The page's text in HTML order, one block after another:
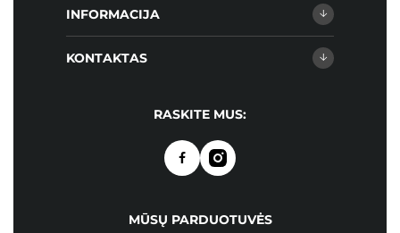
INFORMACIJA
KONTAKTAS
RASKITE MUS:
MŪSŲ PARDUOTUVĖS